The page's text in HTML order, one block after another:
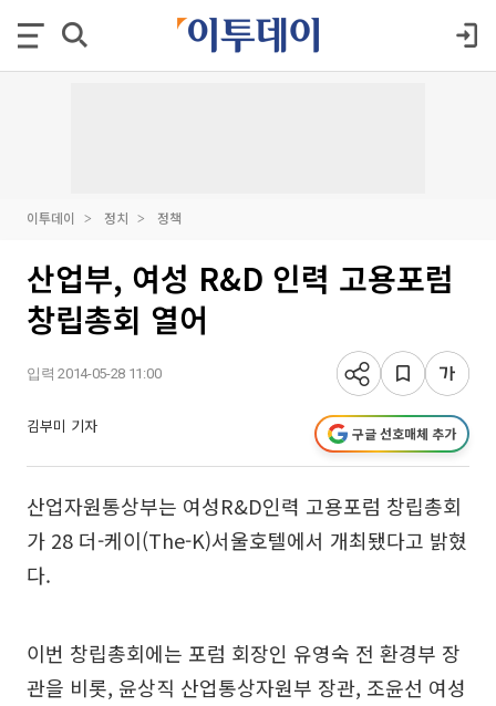
이투데이 정치 정책
산업부, 여성 R&D 인력 고용포럼
창립총회 열어
입력 2014-05-28 11:00
김부미 기자 구글 선호매체 추가
산업자원통상부는 여성R&D인력 고용포럼 창립총회
가 28 더-케이(The-K)서울호텔에서 개최됐다고 밝혔
다.
이번 창립총회에는 포럼 회장인 유영숙 전 환경부 장
관을 비롯, 윤상직 산업통상자원부 장관, 조윤선 여성